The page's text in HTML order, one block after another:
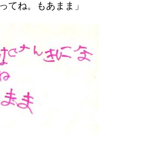
てね。もあまま」